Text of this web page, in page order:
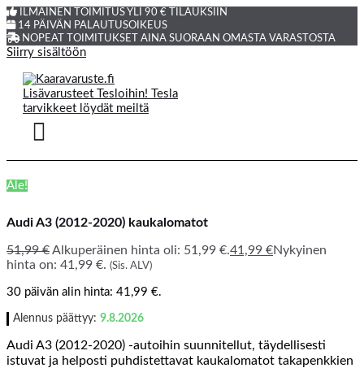
ILMAINEN TOIMITUS YLI 90 € TILAUKSIIN
14 PÄIVÄN PALAUTUSOIKEUS
NOPEAT TOIMITUKSET AINA SUORAAN OMASTA VARASTOSTA
Siirry sisältöön
Ale!
Audi A3 (2012-2020) kaukalomatot
51,99€ Alkuperäinen hinta oli: 51,99 €.41,99 €Nykyinen
hinta on: 41,99 €. (Sis. ALV)
30 päivän alin hinta: 41,99 €.
Alennus päättyy: 9.8.2026
Audi A3 (2012-2020) -autoihin suunnitellut, täydellisesti
istuvat ja helposti puhdistettavat kaukalomatot takapenkkien